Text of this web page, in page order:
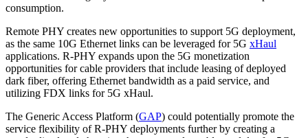
consumption.
Remote PHY creates new opportunities to support 5G deployment,
as the same 10G Ethernet links can be leveraged for 5G xHaul
applications. R-PHY expands upon the 5G monetization
opportunities for cable providers that include leasing of deployed
dark fiber, offering Ethernet bandwidth as a paid service, and
utilizing FDX links for 5G xHaul.
The Generic Access Platform (GAP) could potentially promote the
service flexibility of R-PHY deployments further by creating a